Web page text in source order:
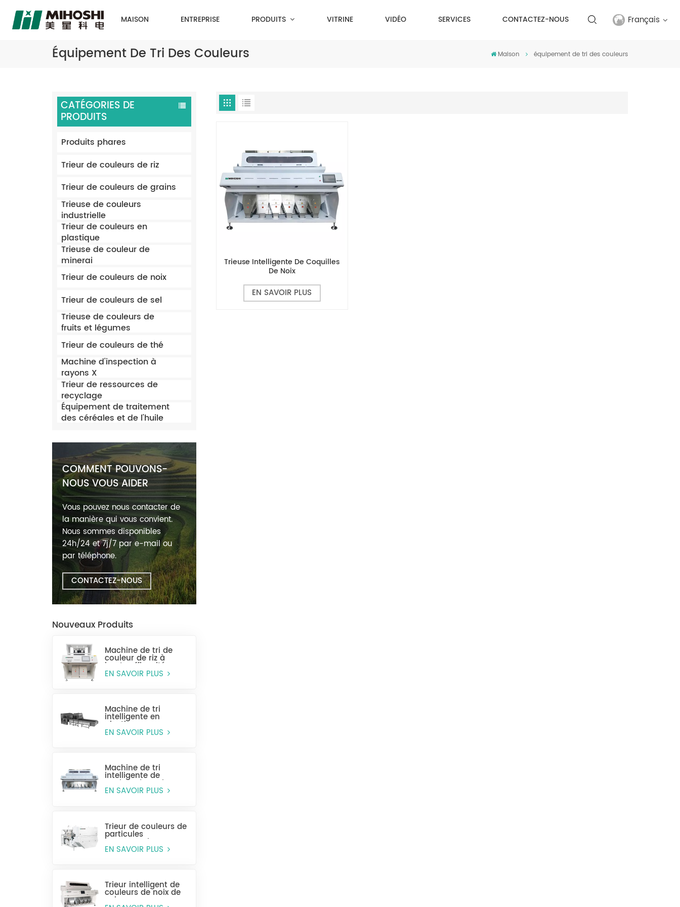
MAISON ENTREPRISE PRODUITS VITRINE VIDÉO SERVICES CONTACTEZ-NOUS Français
Équipement De Tri Des Couleurs Maison équipement de tri des couleurs
CATÉGORIES DE
PRODUITS
Produits phares
Trieur de couleurs de riz
Trieur de couleurs de grains
Trieuse de couleurs
industrielle
Trieur de couleurs en
plastique
Trieuse de couleur de
minerai
Trieur de couleurs de noix
Trieur de couleurs de sel
Trieuse de couleurs de
fruits et légumes
Trieur de couleurs de thé
Machine d'inspection à
rayons X
Trieur de ressources de
recyclage
Équipement de traitement
des céréales et de l'huile
COMMENT POUVONS-
NOUS VOUS AIDER
Vous pouvez nous contacter de
la manière qui vous convient.
Nous sommes disponibles
24h/24 et 7j/7 par e-mail ou
par téléphone.
CONTACTEZ-NOUS
Nouveaux Produits
Machine de tri de
couleur de riz à
haute efficacité
MR128
EN SAVOIR PLUS
Machine de tri
intelligente en
plastique pour
bouteilles entières
EN SAVOIR PLUS
Machine de tri
intelligente de
couleur de grain
CCD MG448
EN SAVOIR PLUS
Trieur de couleurs de
particules
monocouche
(sélection humide)
EN SAVOIR PLUS
Trieur intelligent de
couleurs de noix de
cajou
Trieuse Intelligente De Coquilles
De Noix
EN SAVOIR PLUS